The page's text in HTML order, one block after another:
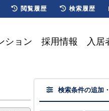
ション 採用情報 入居
検索条件の追加
閲覧履歴 検索履歴